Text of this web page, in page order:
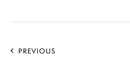
PREVIOUS